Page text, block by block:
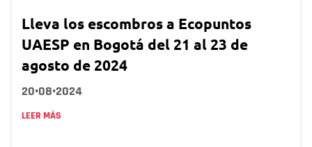
Lleva los escombros a Ecopuntos
UAESP en Bogotá del 21 al 23 de
agosto de 2024
20•08•2024
LEER MÁS